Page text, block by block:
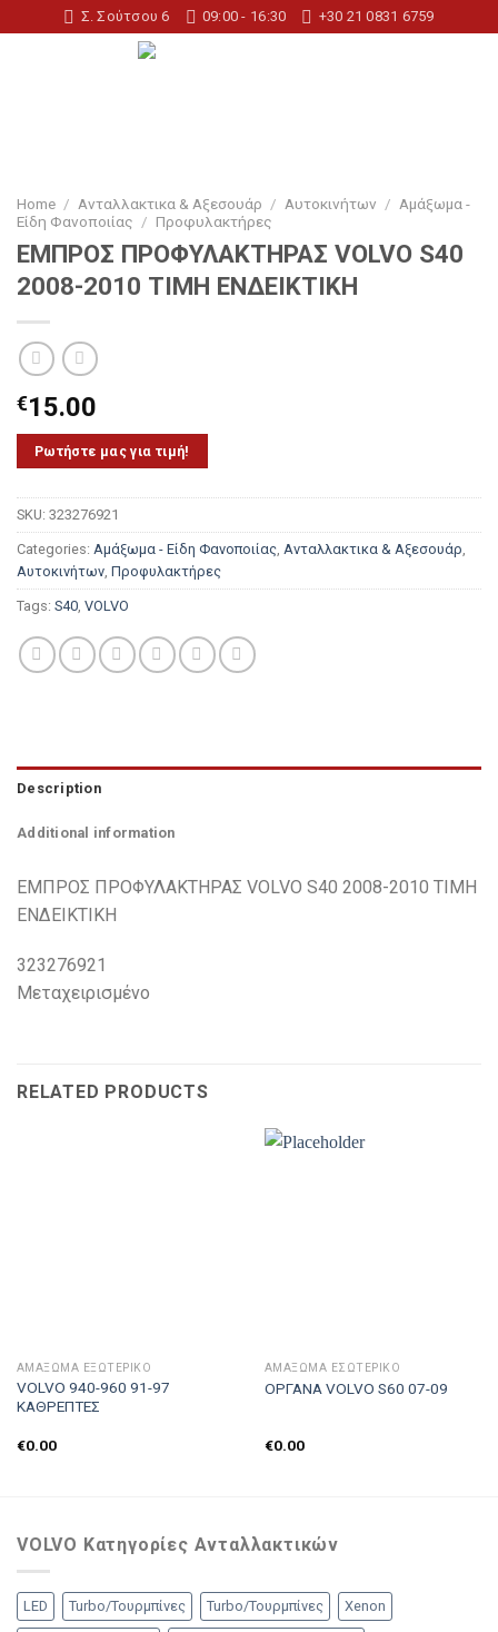
to
Σ. Σούτσου 6 09:00 - 16:30 +30 21 0831 6759
Home / Ανταλλακτικα & Αξεσουάρ / Αυτοκινήτων / Αμάξωμα -
Είδη Φανοποιίας / Προφυλακτήρες
ΕΜΠΡΟΣ ΠΡΟΦΥΛΑΚΤΗΡΑΣ VOLVO S40
2008-2010 ΤΙΜΗ ΕΝΔΕΙΚΤΙΚΗ
€15.00
Ρωτήστε μας για τιμή!
SKU: 323276921
Categories: Αμάξωμα - Είδη Φανοποιίας Ανταλλακτικα & Αξεσουάρ
Αυτοκινήτων Προφυλακτήρες
Tags: S40 VOLVO
Description
Additional information
ΕΜΠΡΟΣ ΠΡΟΦΥΛΑΚΤΗΡΑΣ VOLVO S40 2008-2010 ΤΙΜΗ
ΕΝΔΕΙΚΤΙΚΗ
323276921
Μεταχειρισμένο
RELATED PRODUCTS
ΑΜΆΞΩΜΑ ΕΞΩΤΕΡΙΚΌ
VOLVO 940-960 91-97
ΚΑΘΡΕΠΤΕΣ
€0.00
ΑΜΆΞΩΜΑ ΕΣΩΤΕΡΙΚΌ
OPΓΑΝΑ VOLVO S60 07-09
€0.00
VOLVO Κατηγορίες Ανταλλακτικών
LED Turbo/Τουρμπίνες Turbo/Τουρμπίνες Xenon